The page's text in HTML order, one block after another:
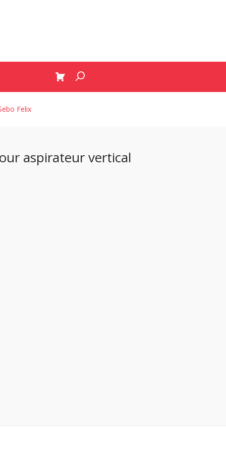
Felix
aspirateur vertical